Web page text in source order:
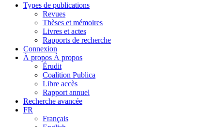
Types de publications
Revues
Thèses et mémoires
Livres et actes
Rapports de recherche
Connexion
À propos À propos
Érudit
Coalition Publica
Libre accès
Rapport annuel
Recherche avancée
FR
Français